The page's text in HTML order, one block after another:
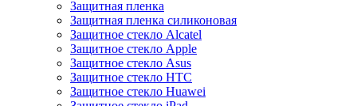
Защитная пленка
Защитная пленка силиконовая
Защитное стекло Alcatel
Защитное стекло Apple
Защитное стекло Asus
Защитное стекло HTC
Защитное стекло Huawei